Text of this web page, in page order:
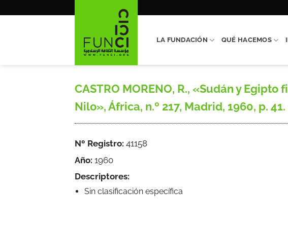
LA FUNDACIÓN QUÉ HACEMOS
CASTRO MORENO, R., «Sudán y
Nilo», África, n.º 217, Madrid, 1960, p. 41.
Nº Registro: 41158
Año: 1960
Descriptores:
Sin clasificación específica